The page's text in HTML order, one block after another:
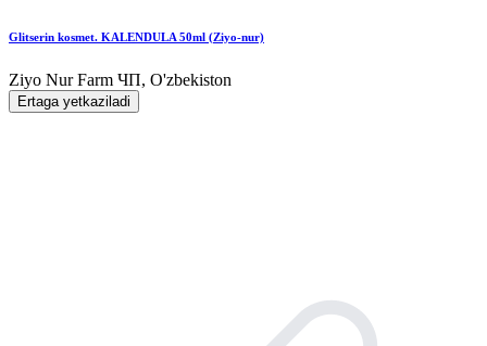
Glitserin kosmet. KALЕNDULA 50ml (Ziyo-nur)
Ziyo Nur Farm ЧП, O'zbekiston
Ertaga yetkaziladi